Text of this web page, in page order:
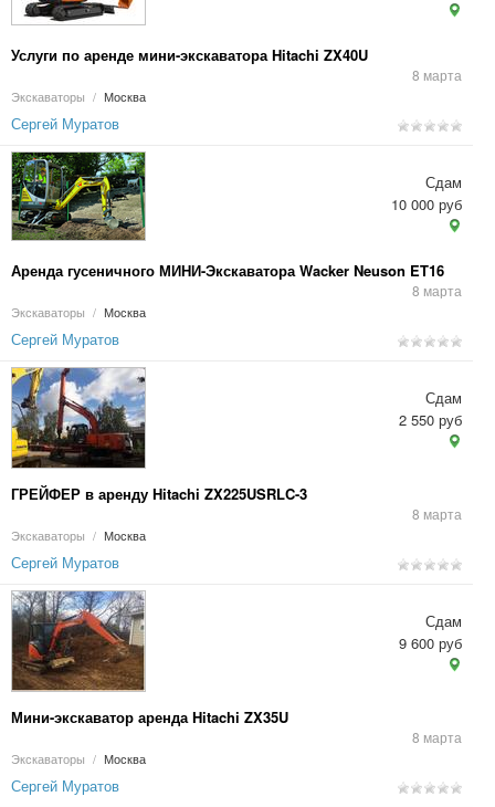
Услуги по аренде мини-экскаватора Hitachi ZX40U
8 марта
Экскаваторы / Москва
Сергей Муратов
Аренда гусеничного МИНИ-Экскаватора Wacker Neuson ET16
8 марта
Экскаваторы / Москва
Сдам
10 000 руб
Сергей Муратов
ГРЕЙФЕР в аренду Hitachi ZX225USRLC-3
8 марта
Экскаваторы / Москва
Сдам
2 550 руб
Сергей Муратов
Мини-экскаватор аренда Hitachi ZX35U
8 марта
Экскаваторы / Москва
Сдам
9 600 руб
Сергей Муратов